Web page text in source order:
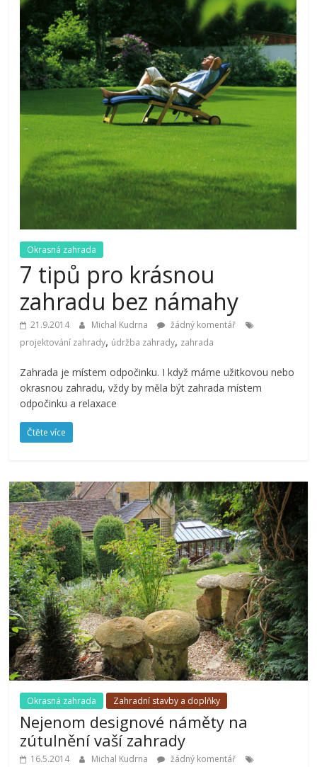
Okrasná zahrada
7 tipů pro krásnou
zahradu bez námahy
21.9.2014 Michal Kudrna
žádný komentář
projektování zahrady, údržba zahrady, zahrada
Zahrada je místem odpočinku. I když máme užitkovou nebo
okrasnou zahradu, vždy by měla být zahrada místem
odpočinku a relaxace
Čtěte více
Okrasná zahrada Zahradní stavby a doplňky
Nejenom designové náměty na
zútulnění vaší zahrady
16.5.2014 Michal Kudrna
žádný komentář